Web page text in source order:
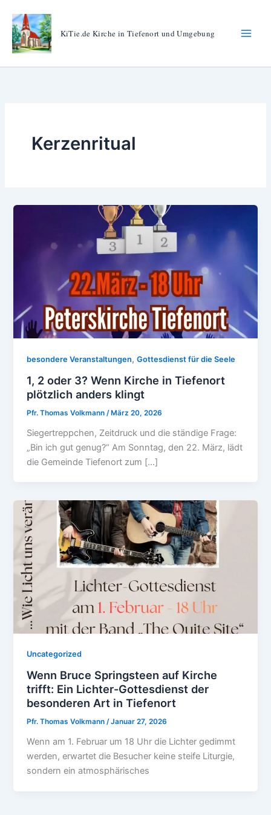
Inhalt
springen
KiTie.de Kirche in Tiefenort und Umgebung
Kerzenritual
besondere Veranstaltungen,Gottesdienst für die Seele
1, 2 oder 3? Wenn Kirche in Tiefenort
plötzlich anders klingt
Pfr. Thomas Volkmann /März 20, 2026
Siegertreppchen, Zeitdruck und die ständige Frage:
„Bin ich gut genug?“ Am Sonntag, den 22. März, lädt
die Gemeinde Tiefenort zum […]
Uncategorized
Wenn Bruce Springsteen auf Kirche
trifft: Ein Lichter-Gottesdienst der
besonderen Art in Tiefenort
Pfr. Thomas Volkmann/Januar 27, 2026
Wenn am 1. Februar um 18 Uhr die Lichter gedimmt
werden, erwartet die Besucher keine steife Liturgie,
sondern ein atmosphärisches